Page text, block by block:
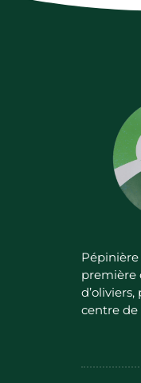
Pépinière
première
centre de